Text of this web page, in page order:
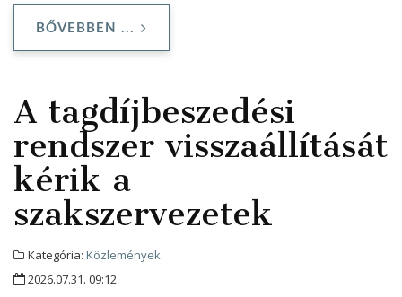
BŐVEBBEN ...
A tagdíjbeszedési
rendszer visszaállítását
kérik a
szakszervezetek
Kategória: Közlemények
2026.07.31. 09:12